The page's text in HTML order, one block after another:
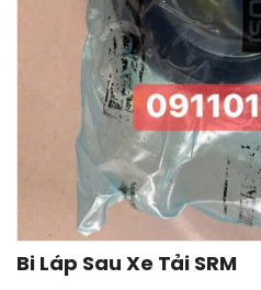
Bi Láp Sau Xe Tải SRM